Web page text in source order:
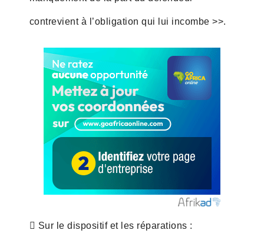
contrevient à l’obligation qui lui incombe >>.
 Sur le dispositif et les réparations :